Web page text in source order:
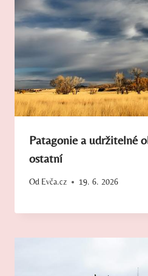
Patagonie a udržitelné
ostatní
Od Evča.cz 19. 6. 2026